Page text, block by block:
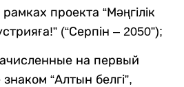
проекта “Мәңгілік
(“Серпін – 2050”);
на первый
“Алтын белгі”,